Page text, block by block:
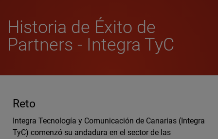
Historia de Éxito de
Partners - Integra TyC
Reto
Integra Tecnología y Comunicación de Canarias (Integra
TyC) comenzó su andadura en el sector de las